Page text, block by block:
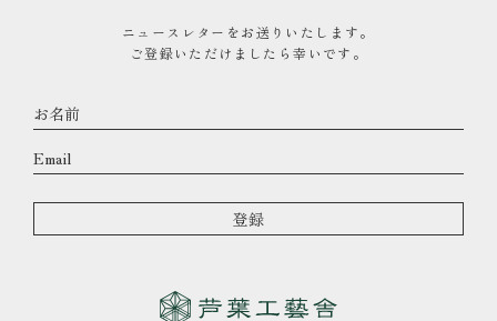
ニュースレターをお送りいたします。
ご登録いただけましたら幸いです。